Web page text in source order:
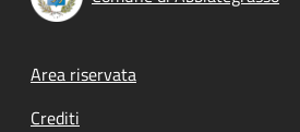
Footer menu
Area riservata
Crediti